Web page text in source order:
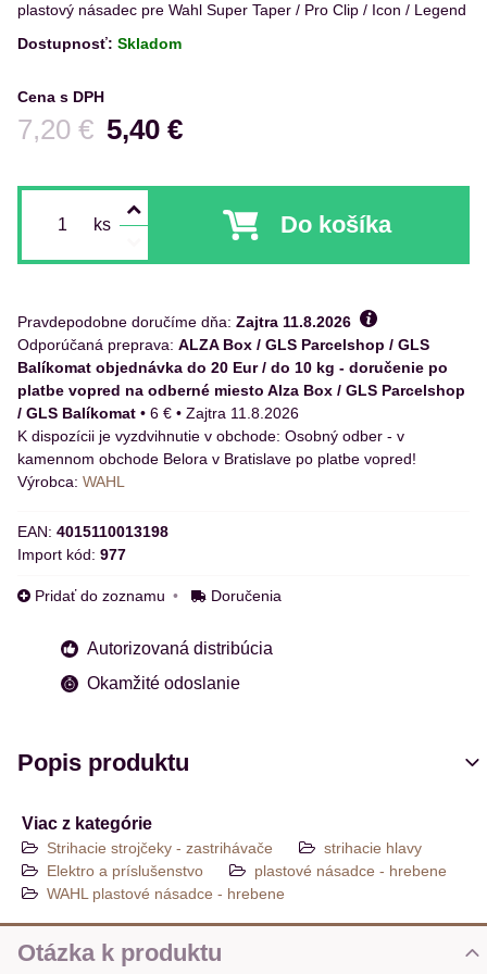
plastový násadec pre Wahl Super Taper / Pro Clip / Icon / Legend
Dostupnosť: Skladom
Cena s DPH
5,40 €
Pred zľavou:
7,20 €
ks Do košíka
Pravdepodobne doručíme dňa: Zajtra 11.8.2026
ALZA Box / GLS Parcelshop / GLS
Balíkomat objednávka do 20 Eur / do 10 kg - doručenie po
platbe vopred na odberné miesto Alza Box / GLS Parcelshop
/ GLS Balíkomat • 6 € • Zajtra 11.8.2026
Osobný odber - v
kamennom obchode Belora v Bratislave po platbe vopred!
Výrobca: WAHL
EAN: 4015110013198
Import kód: 977
Pridať do zoznamu Doručenia
Autorizovaná distribúcia
Okamžité odoslanie
Popis produktu
Viac z kategórie
Strihacie strojčeky - zastrihávače
strihacie hlavy
Elektro a príslušenstvo
plastové násadce - hrebene
WAHL plastové násadce - hrebene
Otázka k produktu